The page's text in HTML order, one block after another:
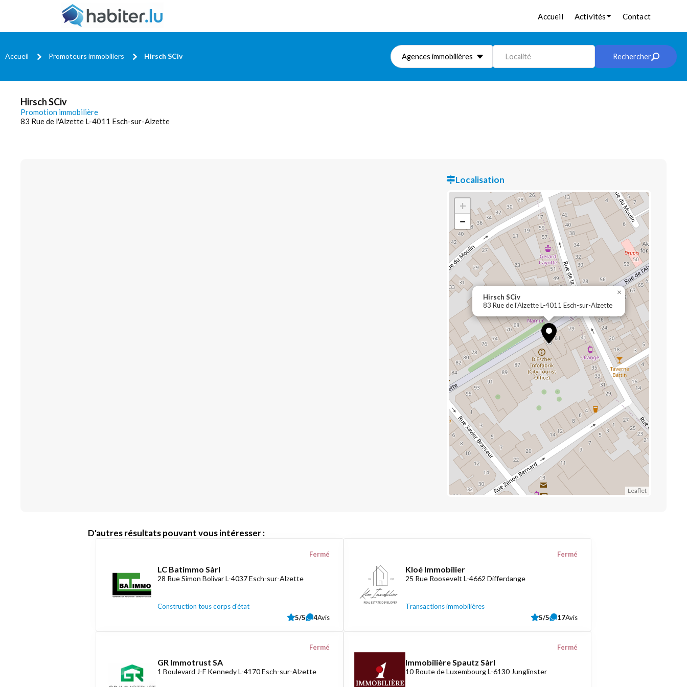
Accueil Activités Contact
Accueil Promoteurs immobiliers Hirsch SCiv Agences immobilières Localité Rechercher
Hirsch SCiv
Promotion immobilière
83 Rue de l'Alzette L-4011 Esch-sur-Alzette
Localisation
Hirsch SCiv
83 Rue de l'Alzette L-4011 Esch-sur-Alzette
×
+
−
Leaflet
D'autres résultats pouvant vous intéresser :
LC Batimmo Sàrl
28 Rue Simon Bolivar L-4037 Esch-sur-Alzette
Construction tous corps d'état
Fermé
5/5 4Avis
Kloé Immobilier
25 Rue Roosevelt L-4662 Differdange
Transactions immobilières
Fermé
5/5 17Avis
GR Immotrust SA
1 Boulevard J-F Kennedy L-4170 Esch-sur-Alzette
Fermé
Immobilière Spautz Sàrl
10 Route de Luxembourg L-6130 Junglinster
Fermé